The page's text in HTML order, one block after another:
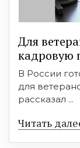
Для
кадровую
В России
для
рассказал ...
Читать